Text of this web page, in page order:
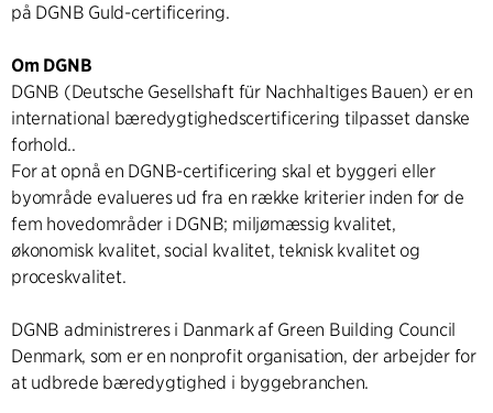
på DGNB Guld-certificering.
Om DGNB
DGNB (Deutsche Gesellshaft für Nachhaltiges Bauen) er en
international bæredygtighedscertificering tilpasset danske
forhold..
For at opnå en DGNB-certificering skal et byggeri eller
byområde evalueres ud fra en række kriterier inden for de
fem hovedområder i DGNB; miljømæssig kvalitet,
økonomisk kvalitet, social kvalitet, teknisk kvalitet og
proceskvalitet.
DGNB administreres i Danmark af Green Building Council
Denmark, som er en nonprofit organisation, der arbejder for
at udbrede bæredygtighed i byggebranchen.